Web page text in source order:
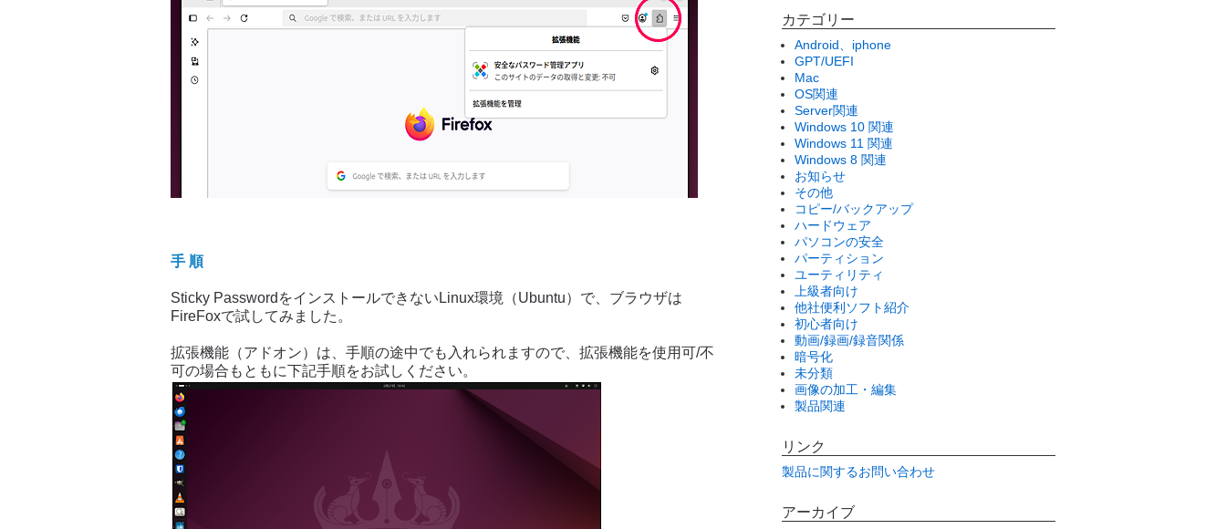
手 順
Sticky PasswordをインストールできないLinux環境（Ubuntu）で、ブラウザは
FireFoxで試してみました。
拡張機能（アドオン）は、手順の途中でも入れられますので、拡張機能を使用可/不
可の場合もともに下記手順をお試しください。
カテゴリー
Android、iphone
GPT/UEFI
Mac
OS関連
Server関連
Windows 10 関連
Windows 11 関連
Windows 8 関連
お知らせ
その他
コピー/バックアップ
ハードウェア
パソコンの安全
パーティション
ユーティリティ
上級者向け
他社便利ソフト紹介
初心者向け
動画/録画/録音関係
暗号化
未分類
画像の加工・編集
製品関連
リンク
製品に関するお問い合わせ
アーカイブ